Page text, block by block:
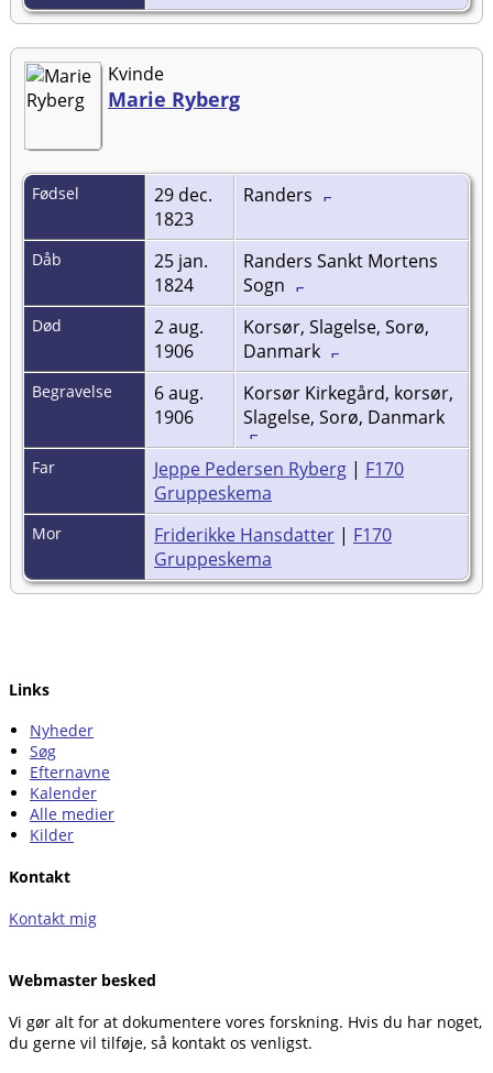
Kvinde
Marie Ryberg
Fødsel
29 dec.
1823
Randers
Dåb
25 jan.
1824
Randers Sankt Mortens
Sogn
Død
2 aug.
1906
Korsør, Slagelse, Sorø,
Danmark
Begravelse
6 aug.
1906
Korsør Kirkegård, korsør,
Slagelse, Sorø, Danmark
Far Jeppe Pedersen Ryberg | F170
Gruppeskema
Mor Friderikke Hansdatter | F170
Gruppeskema
Links
Nyheder
Søg
Efternavne
Kalender
Alle medier
Kilder
Kontakt
Kontakt mig
Webmaster besked
Vi gør alt for at dokumentere vores forskning. Hvis du har noget,
du gerne vil tilføje, så kontakt os venligst.